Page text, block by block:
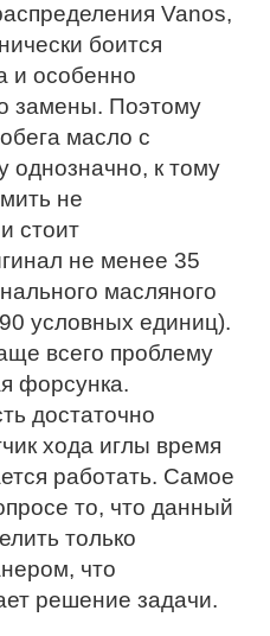
Vanos,
боится
и особенно
замены. Поэтому
масло с
однозначно, к тому
не
стоит
не менее 35
масляного
условных единиц).
всего проблему
форсунка.
достаточно
хода иглы время
работать. Самое
то, что данный
только
что
решение задачи.